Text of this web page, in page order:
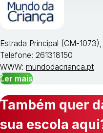
Estrada Principal (CM-
Telefone: 261318150
WWW: mundodacrianca.pt
Ler mais
Também quer
sua escola